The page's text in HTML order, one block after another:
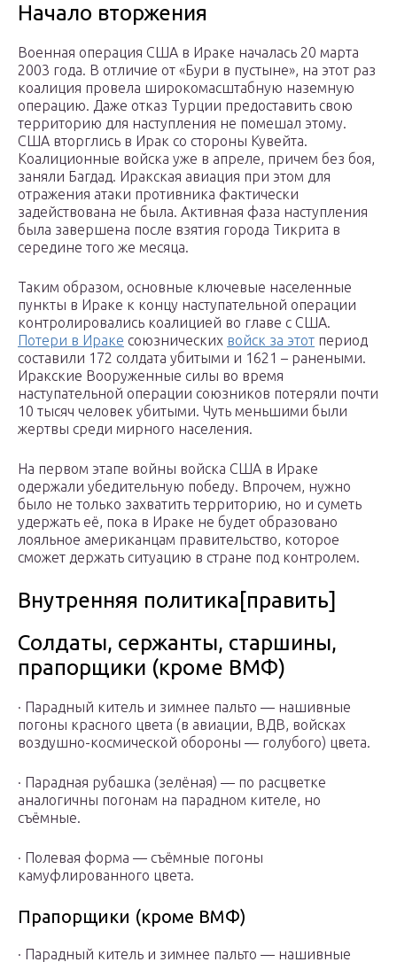
Начало вторжения
Военная операция США в Ираке началась 20 марта
2003 года. В отличие от «Бури в пустыне», на этот раз
коалиция провела широкомасштабную наземную
операцию. Даже отказ Турции предоставить свою
территорию для наступления не помешал этому.
США вторглись в Ирак со стороны Кувейта.
Коалиционные войска уже в апреле, причем без боя,
заняли Багдад. Иракская авиация при этом для
отражения атаки противника фактически
задействована не была. Активная фаза наступления
была завершена после взятия города Тикрита в
середине того же месяца.
Таким образом, основные ключевые населенные
пункты в Ираке к концу наступательной операции
контролировались коалицией во главе с США.
Потери в Ираке союзнических войск за этот период
составили 172 солдата убитыми и 1621 – ранеными.
Иракские Вооруженные силы во время
наступательной операции союзников потеряли почти
10 тысяч человек убитыми. Чуть меньшими были
жертвы среди мирного населения.
На первом этапе войны войска США в Ираке
одержали убедительную победу. Впрочем, нужно
было не только захватить территорию, но и суметь
удержать её, пока в Ираке не будет образовано
лояльное американцам правительство, которое
сможет держать ситуацию в стране под контролем.
Внутренняя политика[править]
Солдаты, сержанты, старшины,
прапорщики (кроме ВМФ)
· Парадный китель и зимнее пальто — нашивные
погоны красного цвета (в авиации, ВДВ, войсках
воздушно-космической обороны — голубого) цвета.
· Парадная рубашка (зелёная) — по расцветке
аналогичны погонам на парадном кителе, но
съёмные.
· Полевая форма — съёмные погоны
камуфлированного цвета.
Прапорщики (кроме ВМФ)
· Парадный китель и зимнее пальто — нашивные